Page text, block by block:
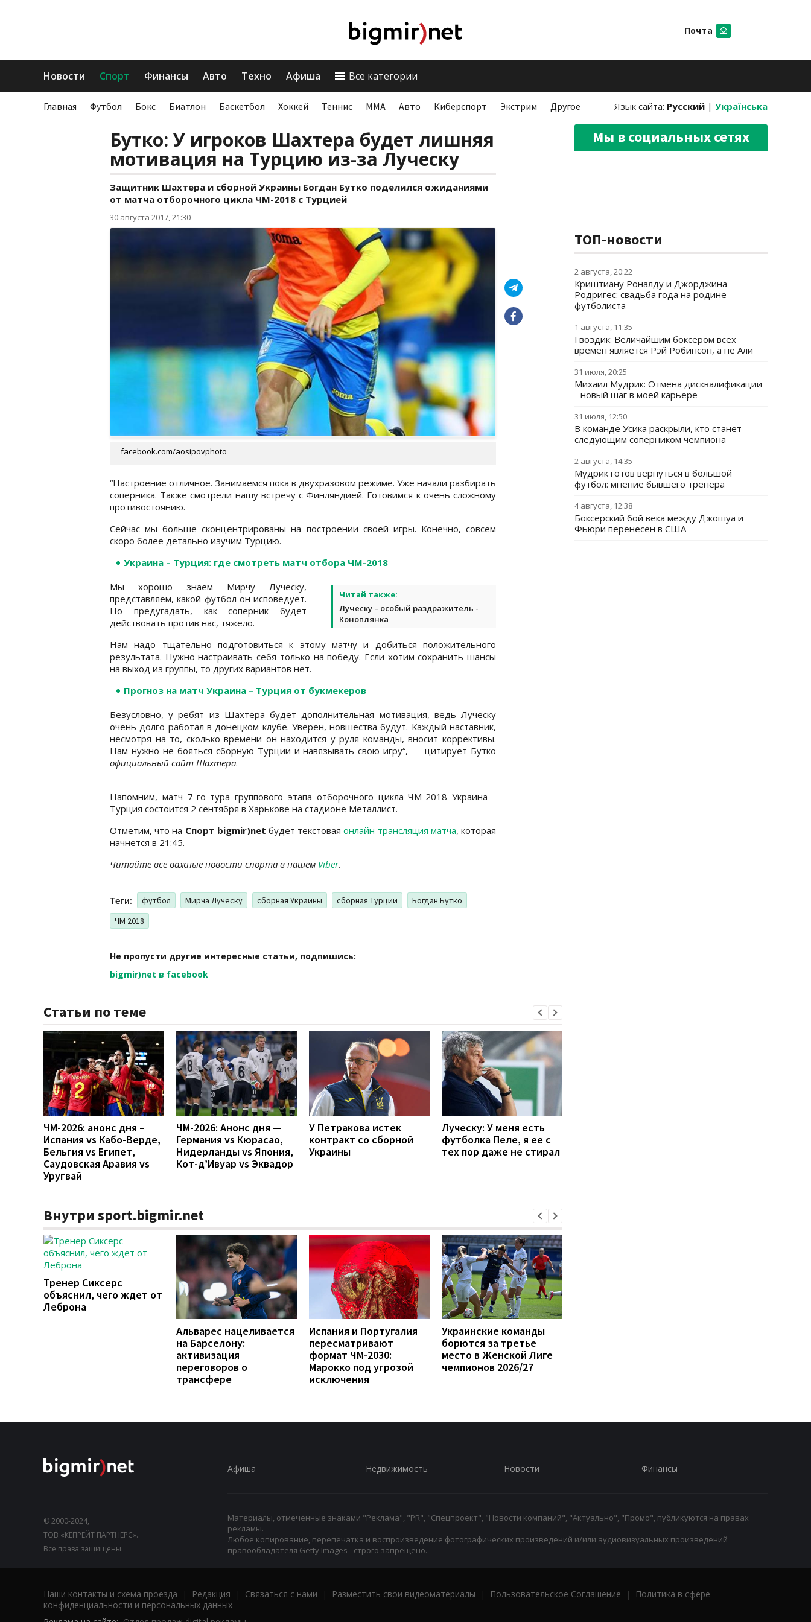
Почта
Новости Спорт Финансы Авто Техно Афиша Все категории
Главная Футбол Бокс Биатлон Баскетбол Хоккей Теннис ММА Авто Киберспорт Экстрим Другое Язык сайта: Русский | Українська
Бутко: У игроков Шахтера будет лишняя
мотивация на Турцию из-за Луческу
Защитник Шахтера и сборной Украины Богдан Бутко поделился ожиданиями
от матча отборочного цикла ЧМ-2018 с Турцией
30 августа 2017, 21:30
facebook.com/aosipovphoto
“Настроение отличное. Занимаемся пока в двухразовом режиме. Уже начали разбирать
соперника. Также смотрели нашу встречу с Финляндией. Готовимся к очень сложному
противостоянию.
Сейчас мы больше сконцентрированы на построении своей игры. Конечно, совсем
скоро более детально изучим Турцию.
Украина – Турция: где смотреть матч отбора ЧМ-2018
Читай также:
Луческу – особый раздражитель -
Коноплянка
Мы хорошо знаем Мирчу Луческу,
представляем, какой футбол он исповедует.
Но предугадать, как соперник будет
действовать против нас, тяжело.
Нам надо тщательно подготовиться к этому матчу и добиться положительного
результата. Нужно настраивать себя только на победу. Если хотим сохранить шансы
на выход из группы, то других вариантов нет.
Прогноз на матч Украина – Турция от букмекеров
Безусловно, у ребят из Шахтера будет дополнительная мотивация, ведь Луческу
очень долго работал в донецком клубе. Уверен, новшества будут. Каждый наставник,
несмотря на то, сколько времени он находится у руля команды, вносит коррективы.
Нам нужно не бояться сборную Турции и навязывать свою игру“, — цитирует Бутко
официальный сайт Шахтера.
Напомним, матч 7-го тура группового этапа отборочного цикла ЧМ-2018 Украина -
Турция состоится 2 сентября в Харькове на стадионе Металлист.
Отметим, что на Спорт bigmir)net будет текстоваяонлайн трансляция матча, которая
начнется в 21:45.
Читайте все важные новости спорта в нашем Viber.
Теги: футбол Мирча Луческу сборная Украины сборная Турции
Богдан Бутко
ЧМ 2018
Не пропусти другие интересные статьи, подпишись:
bigmir)net в facebook
Статьи по теме
ЧМ-2026: анонс дня –
Испания vs Кабо-Верде,
Бельгия vs Египет,
Саудовская Аравия vs
Уругвай
ЧМ-2026: Анонс дня —
Германия vs Кюрасао,
Нидерланды vs Япония,
Кот-д’Ивуар vs Эквадор
У Петракова истек
контракт со сборной
Украины
Луческу: У меня есть
футболка Пеле, я ее с
тех пор даже не стирал
Внутри sport.bigmir.net
Тренер Сиксерс
объяснил, чего ждет от
Леброна
Альварес нацеливается
на Барселону:
активизация
переговоров о
трансфере
Испания и Португалия
пересматривают
формат ЧМ-2030:
Марокко под угрозой
исключения
Украинские команды
борются за третье
место в Женской Лиге
чемпионов 2026/27
Мы в социальных сетях
ТОП-новости
2 августа, 20:22
Криштиану Роналду и Джорджина
Родригес: свадьба года на родине
футболиста
1 августа, 11:35
Гвоздик: Величайшим боксером всех
времен является Рэй Робинсон, а не Али
31 июля, 20:25
Михаил Мудрик: Отмена дисквалификации
- новый шаг в моей карьере
31 июля, 12:50
В команде Усика раскрыли, кто станет
следующим соперником чемпиона
2 августа, 14:35
Мудрик готов вернуться в большой
футбол: мнение бывшего тренера
4 августа, 12:38
Боксерский бой века между Джошуа и
Фьюри перенесен в США
© 2000-2024,
ТОВ «КЕПРЕЙТ ПАРТНЕРС».
Все права защищены.
Афиша Недвижимость Новости Финансы
Материалы, отмеченные знаками "Реклама", "PR", "Спецпроект", "Новости компаний", "Актуально", "Промо", публикуются на правах
рекламы.
Любое копирование, перепечатка и воспроизведение фотографических произведений и/или аудиовизуальных произведений
правообладателя Getty Images - строго запрещено.
Наши контакты и схема проезда | Редакция | Связаться с нами | Разместить свои видеоматериалы | Пользовательское Соглашение |
Политика в сфере
конфиденциальности и персональных данных